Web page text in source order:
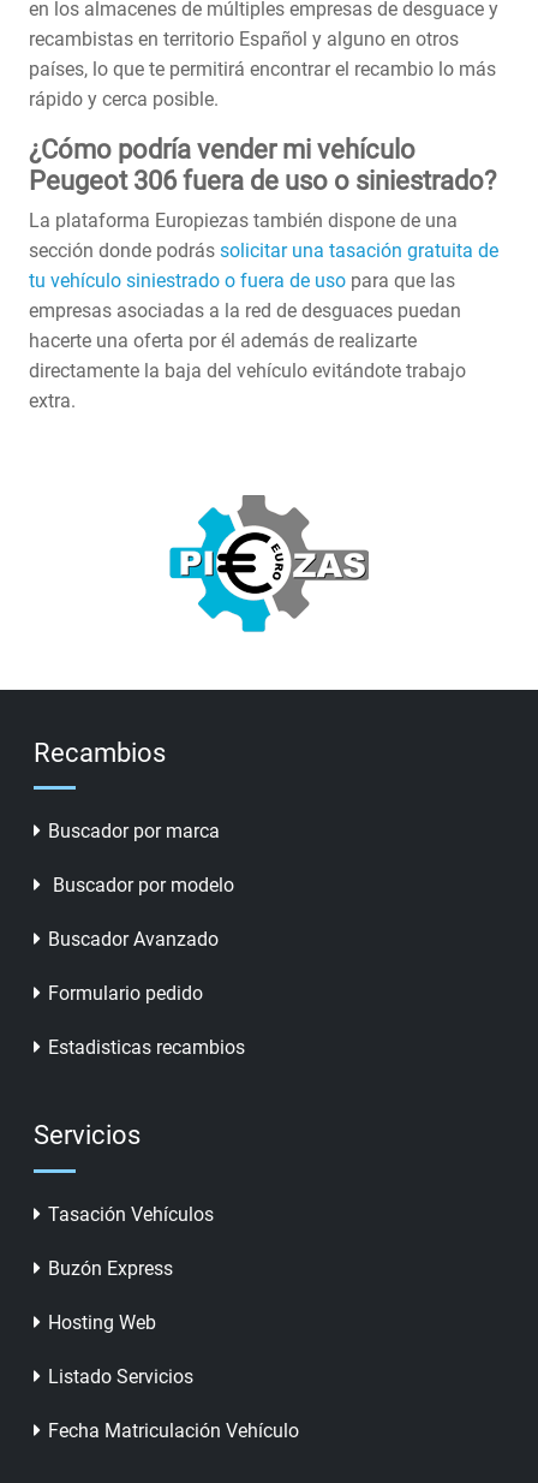
en los almacenes de múltiples empresas de desguace y
recambistas en territorio Español y alguno en otros
países, lo que te permitirá encontrar el recambio lo más
rápido y cerca posible.
¿Cómo podría vender mi vehículo
Peugeot 306 fuera de uso o siniestrado?
La plataforma Europiezas también dispone de una
sección donde podrás solicitar una tasación gratuita de
tu vehículo siniestrado o fuera de uso para que las
empresas asociadas a la red de desguaces puedan
hacerte una oferta por él además de realizarte
directamente la baja del vehículo evitándote trabajo
extra.
Recambios
Buscador por marca
Buscador por modelo
Buscador Avanzado
Formulario pedido
Estadisticas recambios
Servicios
Tasación Vehículos
Buzón Express
Hosting Web
Listado Servicios
Fecha Matriculación Vehículo